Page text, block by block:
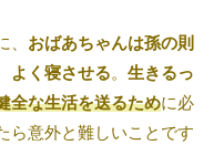
、 おばあちゃんは孫の則
よく寝させる。 生きるっ
全な生活を送るために必
ら意外と難しいことです